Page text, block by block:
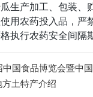
生产加工、包装、
用农药投入品，严
执行农药安全间隔期
国食品博览会暨中国（
土特产介绍